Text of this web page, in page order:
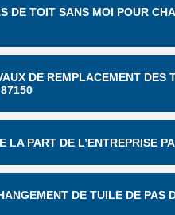
DE TOIT SANS MOI POUR
DE REMPLACEMENT DES
LA PART DE L’ENTREPRISE
DE TUILE DE PAS